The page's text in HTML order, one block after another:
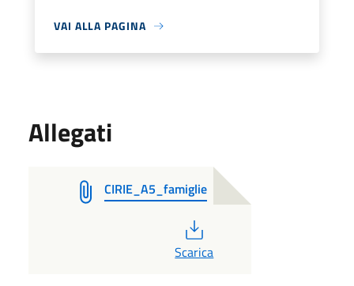
VAI ALLA PAGINA
Allegati
CIRIE_A5_famiglie
Scarica